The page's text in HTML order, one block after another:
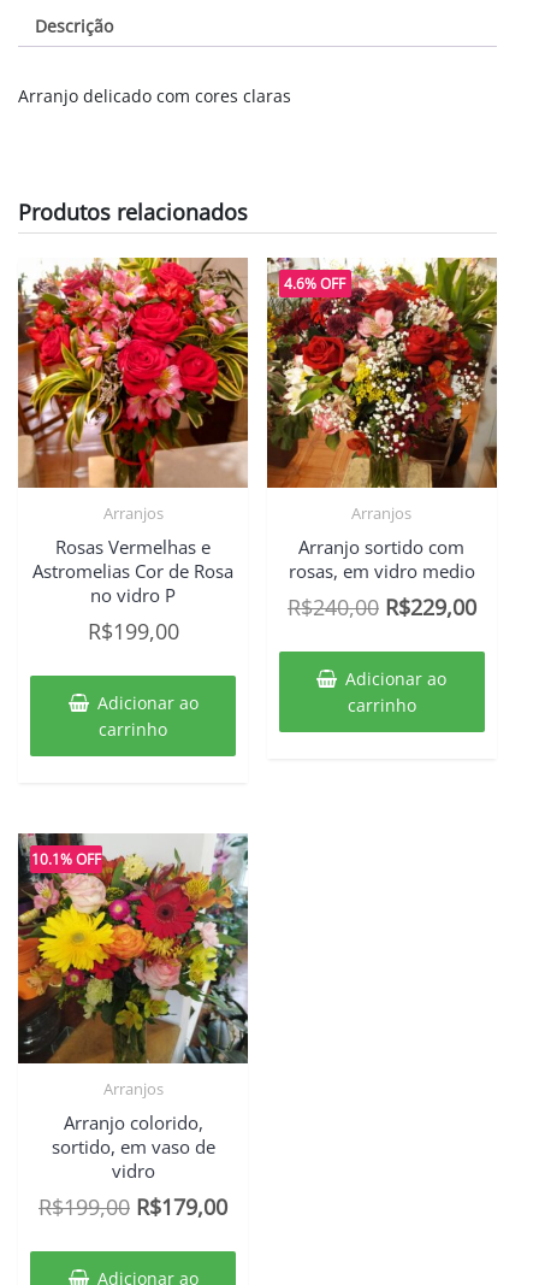
rosa
quantity
Descrição
Arranjo delicado com cores claras
Produtos relacionados
Arranjos
Rosas Vermelhas e
Astromelias Cor de Rosa
no vidro P
R$199,00
Adicionar ao
carrinho
4.6% OFF
Arranjos
Arranjo sortido com
rosas, em vidro medio
R$240,00 O
original
era:
R$240,00.
R$229,00O
Adicionar ao
carrinho
10.1% OFF
Arranjos
Arranjo colorido,
sortido, em vaso de
vidro
R$199,00 O
original
R$179,00O
Adicionar ao